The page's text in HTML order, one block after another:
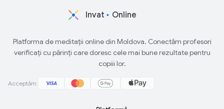
Invat Online
Platforma de meditații online din Moldova. Conectăm profesori
verificați cu părinți care doresc cele mai bune rezultate pentru
copiii lor.
Acceptăm: